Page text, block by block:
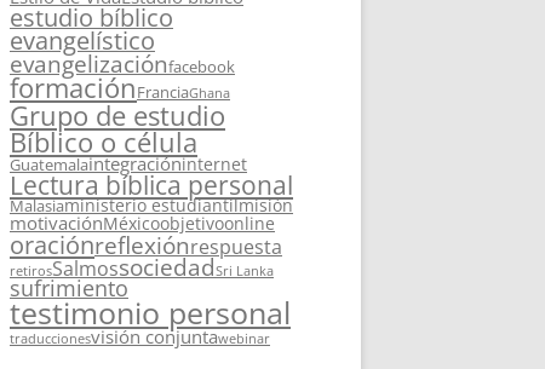
estudio bíblico
evangelístico
evangelizaciónfacebook
formaciónFranciaGhana
Grupo de estudio
Bíblico o célula
Guatemalaintegracióninternet
Lectura bíblica personal
Malasiaministerio estudiantilmisión
motivaciónMéxicoobjetivoonline
oraciónreflexiónrespuesta
retirosSalmossociedadSri Lanka
sufrimiento
testimonio personal
traduccionesvisión conjuntawebinar